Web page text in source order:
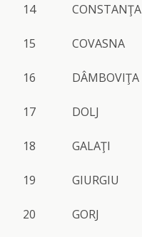
14 CONSTANŢA
15 COVASNA
16 DÂMBOVIŢA
17 DOLJ
18 GALAŢI
19 GIURGIU
20 GORJ